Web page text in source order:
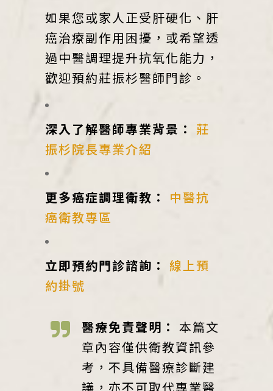
如果您或家人正受肝硬化、肝
癌治療副作用困擾，或希望透
過中醫調理提升抗氧化能力，
歡迎預約莊振杉醫師門診。
深入了解醫師專業背景： 莊
振杉院長專業介紹
更多癌症調理衛教：
中醫抗
癌衛教專區
立即預約門診諮詢： 線上預
約掛號
醫療免責聲明： 本篇文
章內容僅供衛教資訊參
考，不具備醫療診斷建
議，亦不可取代專業醫